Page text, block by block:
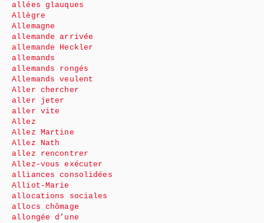
allées glauques
Allègre
Allemagne
allemande arrivée
allemande Heckler
allemands
allemands rongés
Allemands veulent
Aller chercher
aller jeter
aller vite
Allez
Allez Martine
Allez Nath
allez rencontrer
Allez-vous exécuter
alliances consolidées
Alliot-Marie
allocations sociales
allocs chômage
allongée d’une